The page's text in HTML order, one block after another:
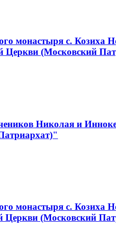
монастыря с. Козиха
Церкви (Московский
Николая и
монастыря с. Козиха
Церкви (Московский